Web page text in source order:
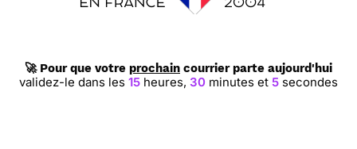
🚀 Pour que votre prochain courrier parte aujourd'hui
validez-le dans les 15heures, 30minutes et 4 secondes